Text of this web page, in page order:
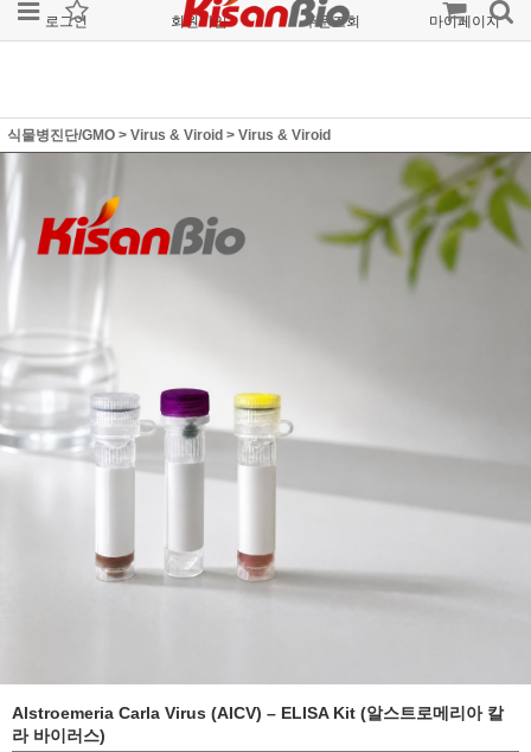
로그인 회원가입 주문조회 마이페이지
식물병진단/GMO > Virus & Viroid > Virus & Viroid
Alstroemeria Carla Virus (AICV) – ELISA Kit (알스트로메리아 칼
라 바이러스)